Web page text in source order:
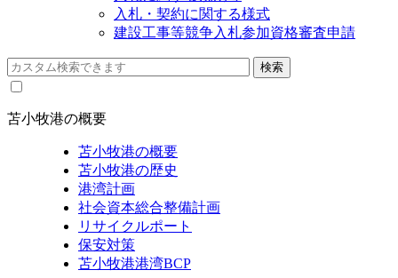
入札・契約に関する様式
建設工事等競争入札参加資格審査申請
苫小牧港の概要
苫小牧港の概要
苫小牧港の歴史
港湾計画
社会資本総合整備計画
リサイクルポート
保安対策
苫小牧港港湾BCP